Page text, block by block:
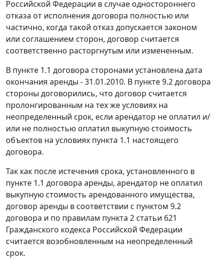
Российской Федерации в случае одностороннего
отказа от исполнения договора полностью или
частично, когда такой отказ допускается законом
или соглашением сторон, договор считается
соответственно расторгнутым или измененным.
В пункте 1.1 договора сторонами установлена дата
окончания аренды - 31.01.2010. В пункте 9.2 договора
стороны договорились, что договор считается
пролонгированным на тех же условиях на
неопределенный срок, если арендатор не оплатил и/
или не полностью оплатил выкупную стоимость
объектов на условиях пункта 1.1 настоящего
договора.
Так как после истечения срока, установленного в
пункте 1.1 договора аренды, арендатор не оплатил
выкупную стоимость арендованного имущества,
договор аренды в соответствии с пунктом 9.2
договора и по правилам пункта 2 статьи 621
Гражданского кодекса Российской Федерации
считается возобновленным на неопределенный
срок.